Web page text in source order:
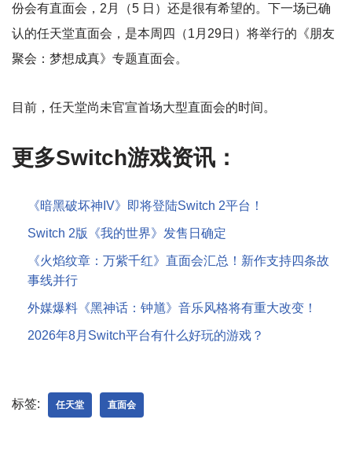
份会有直面会，2月（5 日）还是很有希望的。下一场已确
认的任天堂直面会，是本周四（1月29日）将举行的《朋友
聚会：梦想成真》专题直面会。
目前，任天堂尚未官宣首场大型直面会的时间。
更多Switch游戏资讯：
《暗黑破坏神IV》即将登陆Switch 2平台！
Switch 2版《我的世界》发售日确定
《火焰纹章：万紫千红》直面会汇总！新作支持四条故
事线并行
外媒爆料《黑神话：钟馗》音乐风格将有重大改变！
2026年8月Switch平台有什么好玩的游戏？
标签: 任天堂 直面会